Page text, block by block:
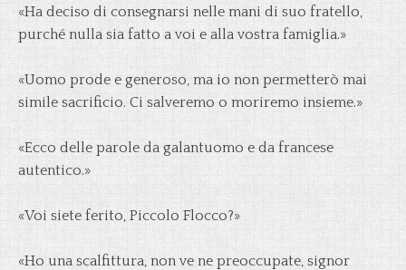
«Ha deciso di consegnarsi nelle mani di suo fratello,
purché nulla sia fatto a voi e alla vostra famiglia.»
«Uomo prode e generoso, ma io non permetterò mai
simile sacrificio. Ci salveremo o moriremo insieme.»
«Ecco delle parole da galantuomo e da francese
autentico.»
«Voi siete ferito, Piccolo Flocco?»
«Ho una scalfittura, non ve ne preoccupate, signor